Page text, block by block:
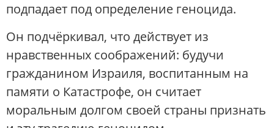
подпадает под определение геноцида.
​Он подчёркивал, что действует из
нравственных соображений: будучи
гражданином Израиля, воспитанным на
памяти о Катастрофе, он считает
моральным долгом своей страны признать